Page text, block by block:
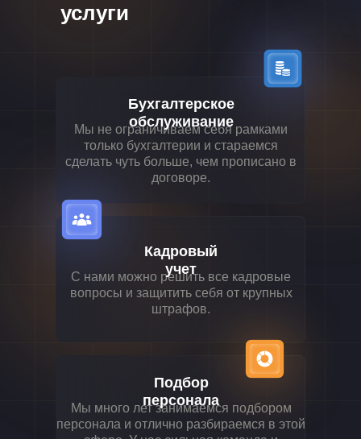
Мы не ограничиваем себя рамками
только бухгалтерии и стараемся
сделать чуть больше, чем прописано в
договоре.
Бухгалтерское
обслуживание
С нами можно решить все кадровые
вопросы и защитить себя от крупных
штрафов.
Кадровый
учет
Мы много лет занимаемся подбором
персонала и отлично разбираемся в этой
Подбор
персонала
услуги